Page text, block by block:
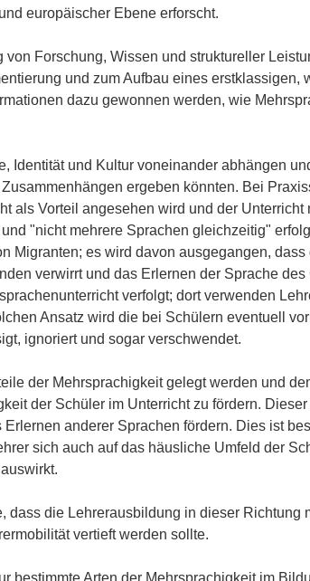
europäischer Ebene erforscht.
Forschung, Wissen und struktureller
und zum Aufbau eines erstklassigen,
dazu gewonnen werden, wie
Identität und Kultur voneinander abhängen
ergeben könnten. Bei
als Vorteil angesehen wird und der Unterricht
"nicht mehrere Sprachen gleichzeitig"
Migranten; es wird davon ausgegangen, dass
verwirrt und das Erlernen der Sprache des
verfolgt; dort verwenden
Ansatz wird die bei Schülern eventuell
ignoriert und sogar verschwendet.
der Mehrsprachigkeit gelegt werden und
der Schüler im Unterricht zu fördern.
anderer Sprachen fördern. Dies ist
sich auch auf das häusliche Umfeld der
dass die Lehrerausbildung in dieser Richtung
vertieft werden sollte.
bestimmte Arten der Mehrsprachigkeit im